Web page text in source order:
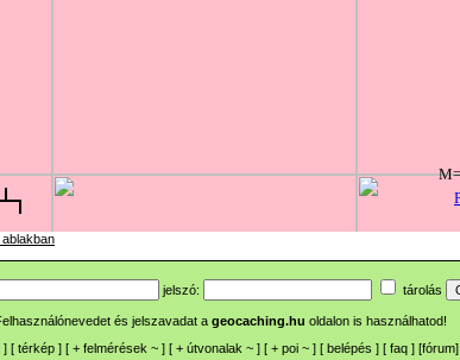
jelszó: tárolás
és jelszavadat a geocaching.hu oldalon is használhatod!
] [ térkép ] [ + felmérések ~ ] [ + útvonalak ~ ] [ + poi ~ ] [ belépés ] [ faq ] [fórum]